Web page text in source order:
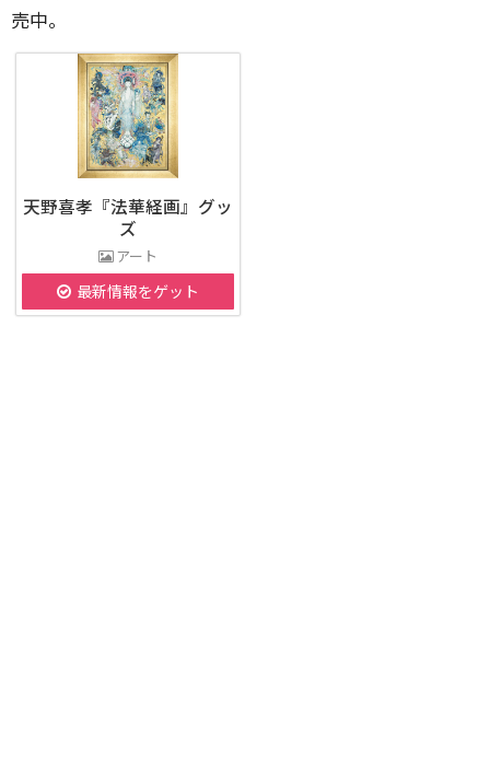
売中。
天野喜孝『法華経画』グッ
ズ
アート
最新情報をゲット